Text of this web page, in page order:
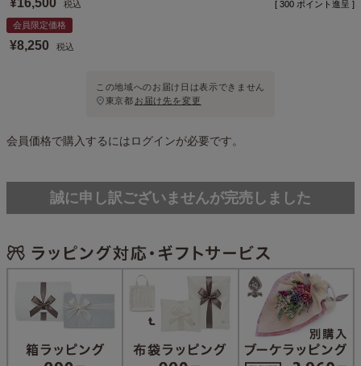
¥16,500 税込
会員限定価格
¥8,250 税込
[ 300 ポイント進呈 ]
この地域へのお届け日は表示できません
東京都 お届け先を変更
会員価格で購入するにはログインが必要です。
誠に申し訳ございませんが完売しました